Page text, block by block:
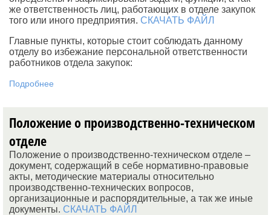
же ответственность лиц, работающих в отделе закупок
того или иного предприятия. СКАЧАТЬ ФАЙЛ
Главные пункты, которые стоит соблюдать данному
отделу во избежание персональной ответственности
работников отдела закупок:
Подробнее
Положение о производственно-техническом
отделе
Положение о производственно-техническом отделе –
документ, содержащий в себе нормативно-правовые
акты, методические материалы относительно
производственно-технических вопросов,
организационные и распорядительные, а так же иные
документы. СКАЧАТЬ ФАЙЛ